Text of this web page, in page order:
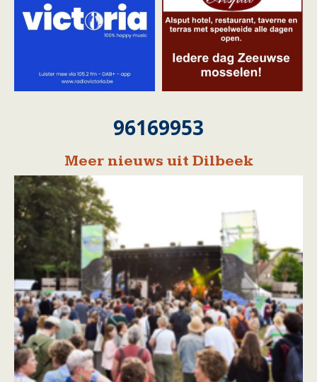
96169953
Meer nieuws uit Dilbeek